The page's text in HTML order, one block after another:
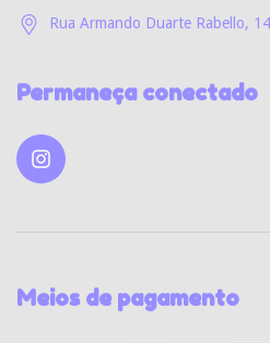
Rua Armando Duarte Rabello,
Permaneça conectado
Meios de pagamento